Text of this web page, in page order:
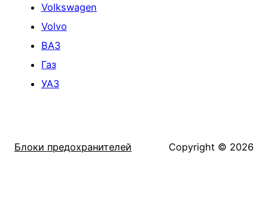
Volkswagen
Volvo
ВАЗ
Газ
УАЗ
Блоки предохранителей Copyright © 2026